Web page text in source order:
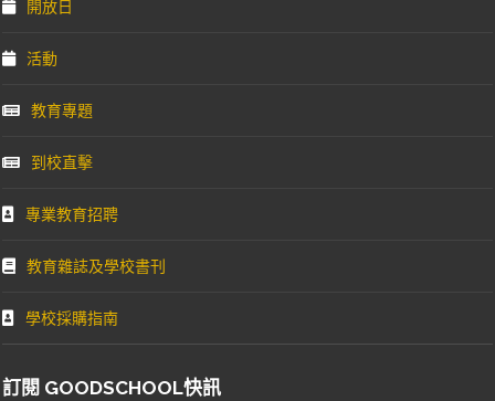
開放日
活動
教育專題
到校直擊
專業教育招聘
教育雜誌及學校書刊
學校採購指南
訂閱 GOODSCHOOL快訊